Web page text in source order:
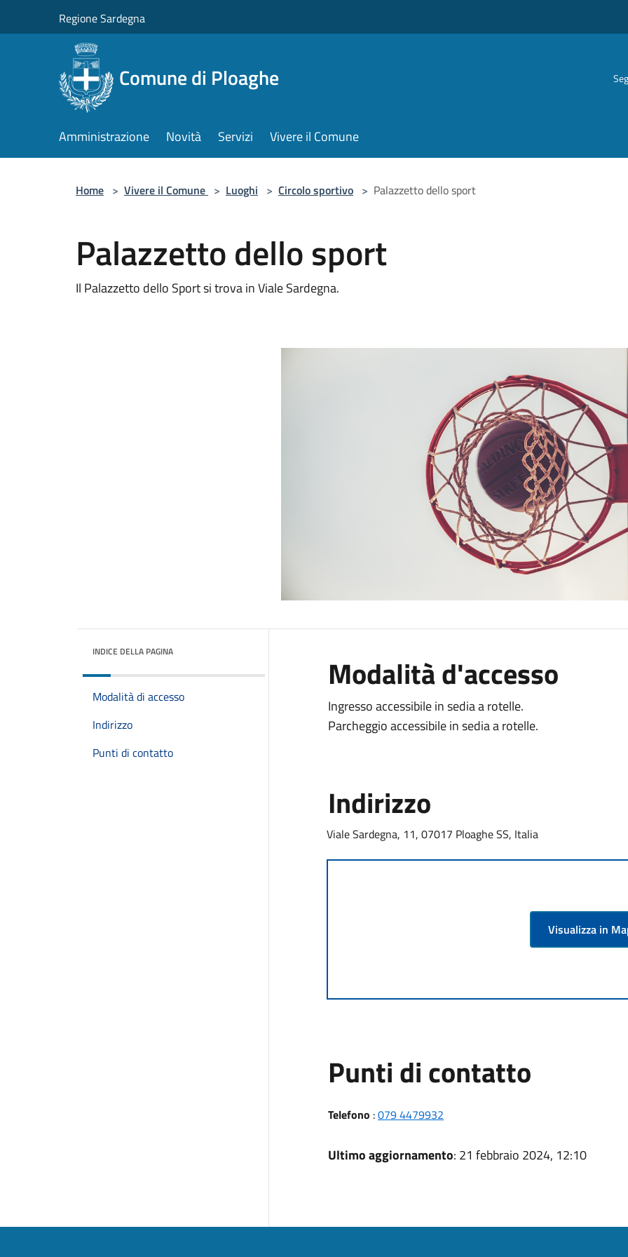
Regione Sardegna
Comune di Ploaghe
Amministrazione Novità Servizi Vivere il Comune
Home > Vivere il Comune > Luoghi > Circolo sportivo > Palazzetto dello sport
Palazzetto dello sport
Il Palazzetto dello Sport si trova in Viale Sardegna.
INDICE DELLA PAGINA
Modalità di accesso
Indirizzo
Punti di contatto
Modalità d'accesso
Ingresso accessibile in sedia a rotelle.
Parcheggio accessibile in sedia a rotelle.
Indirizzo
Viale Sardegna, 11, 07017 Ploaghe SS, Italia
Visualizza in
Punti di contatto
Telefono :079 4479932
Ultimo aggiornamento: 21 febbraio 2024, 12:10